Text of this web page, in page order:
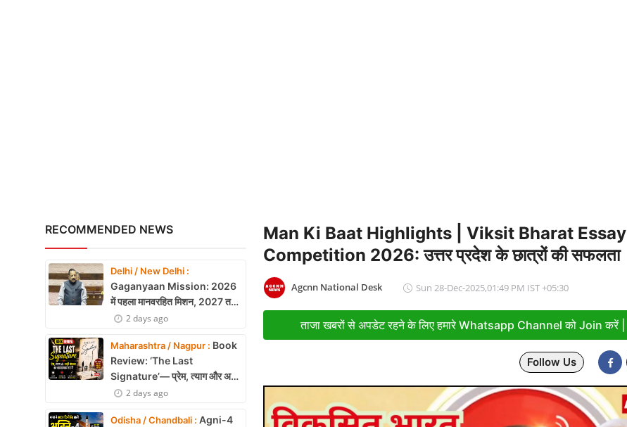
Business
Relationship
Education
Defence & Security
Environment
RECOMMENDED NEWS
Delhi / New Delhi :
Gaganyaan Mission: 2026
में पहला मानवरहित मिशन, 2027 तक
अंतरिक्ष में जाएगा पहला भारतीय दल
2 days ago
Maharashtra / Nagpur : Book
Review: ‘The Last
Signature’— प्रेम, त्याग और अधूरी
मोहब्बत की भावनात्मक कहानी
2 days ago
Odisha / Chandbali : Agni-4
Man Ki Baat Highlights | Viksit Bharat Essay
Competition 2026: उत्तर प्रदेश के छात्रों की सफलता
Agcnn National Desk Sun 28-Dec-2025,01:49 PM IST +05:30
ताजा खबरों से अपडेट रहने के लिए हमारे Whatsapp Channel को Join करें |
Follow Us